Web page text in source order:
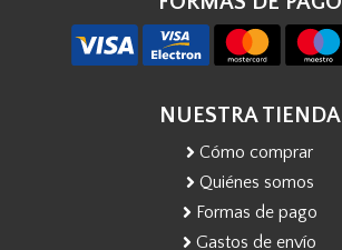
NUESTRA TIENDA
Cómo comprar
Quiénes somos
Formas de pago
Gastos de envío